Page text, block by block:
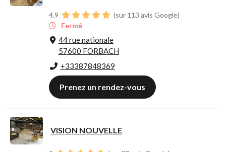
4.9
(sur 113 avis Google)
Fermé
44 rue nationale
57600 FORBACH
+33387848369
Prenez un rendez-vous
VISION NOUVELLE